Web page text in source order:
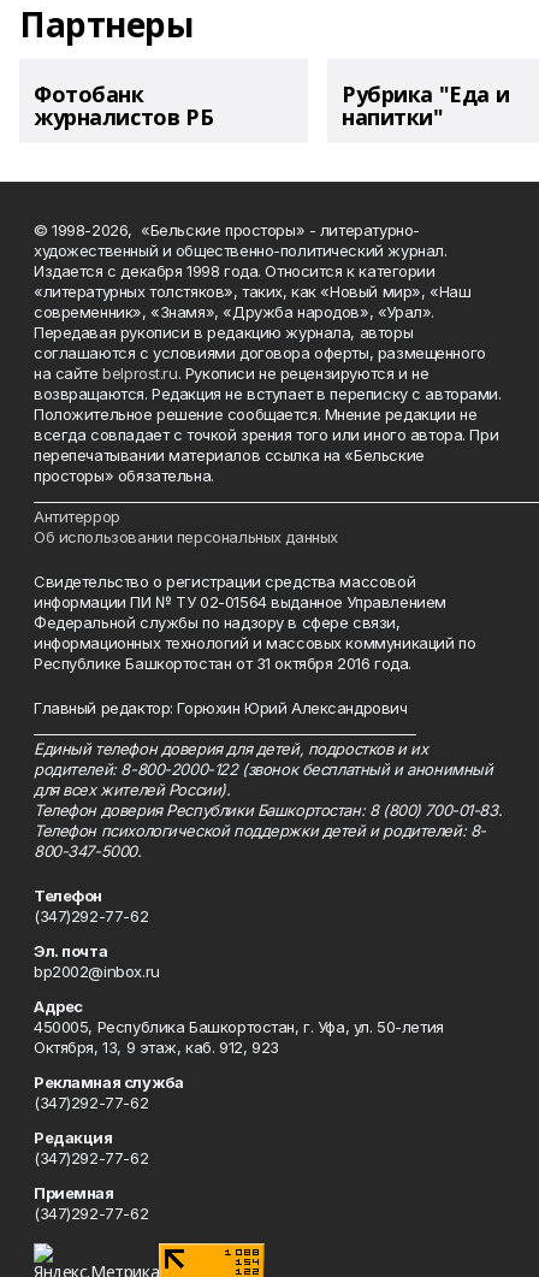
Партнеры
Фотобанк
журналистов РБ
Рубрика "Еда и
напитки"
© 1998-2026, «Бельские просторы» - литературно-
художественный и общественно-политический журнал.
Издается с декабря 1998 года. Относится к категории
«литературных толстяков», таких, как «Новый мир», «Наш
современник», «Знамя», «Дружба народов», «Урал».
Передавая рукописи в редакцию журнала, авторы
соглашаются с условиями договора оферты, размещенного
на сайтеbelprost.ru. Рукописи не рецензируются и не
возвращаются. Редакция не вступает в переписку с авторами.
Положительное решение сообщается. Мнение редакции не
всегда совпадает с точкой зрения того или иного автора. При
перепечатывании материалов ссылка на «Бельские
просторы» обязательна.
Антитеррор
Об использовании персональных данных
Свидетельство о регистрации средства массовой
информации ПИ № ТУ 02-01564 выданное Управлением
Федеральной службы по надзору в сфере связи,
информационных технологий и массовых коммуникаций по
Республике Башкортостан от 31 октября 2016 года.
Главный редактор: Горюхин Юрий Александрович
Единый телефон доверия для детей, подростков и их
родителей: 8-800-2000-122 (звонок бесплатный и анонимный
для всех жителей России).
Телефон доверия Республики Башкортостан: 8 (800) 700-01-83.
Телефон психологической поддержки детей и родителей: 8-
800-347-5000.
Телефон
(347)292-77-62
Эл. почта
bp2002@inbox.ru
Адрес
450005, Республика Башкортостан, г. Уфа, ул. 50-летия
Октября, 13, 9 этаж, каб. 912, 923
Рекламная служба
(347)292-77-62
Редакция
(347)292-77-62
Приемная
(347)292-77-62